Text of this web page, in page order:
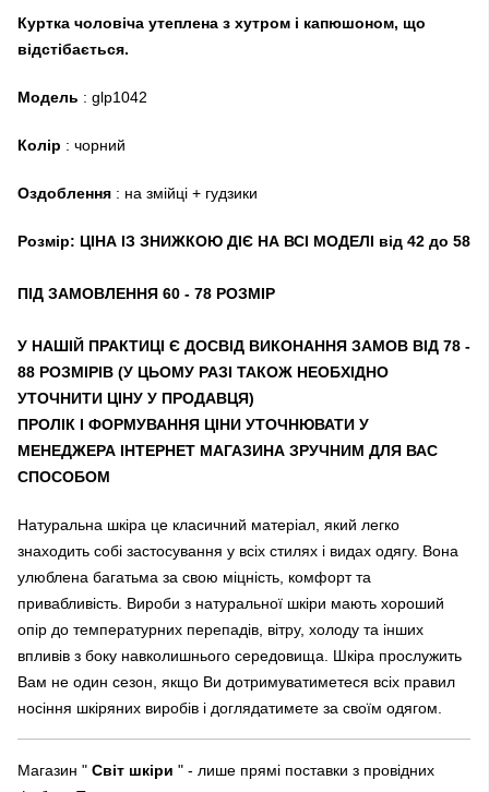
Куртка чоловіча утеплена з хутром і капюшоном, що
відстібається.
Модель : glp1042
Колір : чорний
Оздоблення : на змійці + гудзики
Розмір: ЦІНА ІЗ ЗНИЖКОЮ ДІЄ НА ВСІ МОДЕЛІ від 42 до 58
ПІД ЗАМОВЛЕННЯ 60 - 78 РОЗМІР
У НАШІЙ ПРАКТИЦІ Є ДОСВІД ВИКОНАННЯ ЗАМОВ ВІД 78 -
88 РОЗМІРІВ (У ЦЬОМУ РАЗІ ТАКОЖ НЕОБХІДНО
УТОЧНИТИ ЦІНУ У ПРОДАВЦЯ)
ПРОЛІК І ФОРМУВАННЯ ЦІНИ УТОЧНЮВАТИ У
МЕНЕДЖЕРА ІНТЕРНЕТ МАГАЗИНА ЗРУЧНИМ ДЛЯ ВАС
СПОСОБОМ
Натуральна шкіра це класичний матеріал, який легко
знаходить собі застосування у всіх стилях і видах одягу. Вона
улюблена багатьма за свою міцність, комфорт та
привабливість. Вироби з натуральної шкіри мають хороший
опір до температурних перепадів, вітру, холоду та інших
впливів з боку навколишнього середовища. Шкіра прослужить
Вам не один сезон, якщо Ви дотримуватиметеся всіх правил
носіння шкіряних виробів і доглядатимете за своїм одягом.
Магазин " Світ шкіри " - лише прямі поставки з провідних